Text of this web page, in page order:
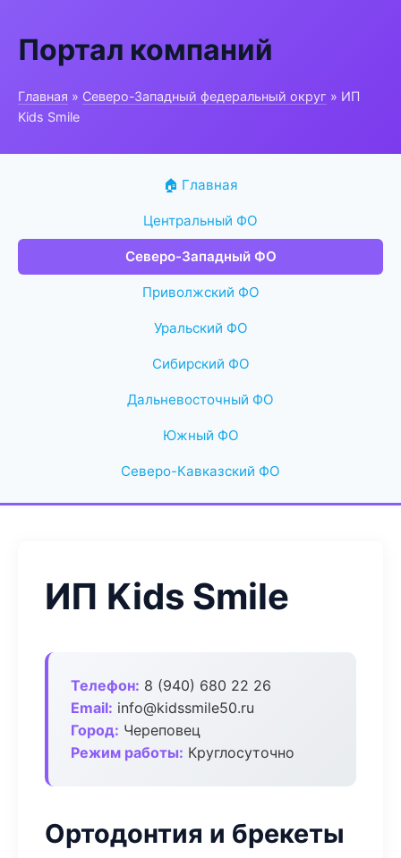
Портал компаний
Главная » Северо-Западный федеральный округ » ИП
Kids Smile
🏠 Главная
Центральный ФО
Северо-Западный ФО
Приволжский ФО
Уральский ФО
Сибирский ФО
Дальневосточный ФО
Южный ФО
Северо-Кавказский ФО
ИП Kids Smile
Телефон: 8 (940) 680 22 26
Email: info@kidssmile50.ru
Город: Череповец
Режим работы: Круглосуточно
Ортодонтия и брекеты